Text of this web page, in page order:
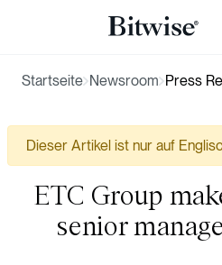
Startseite Newsroom Press
Dieser Artikel ist nur auf
ETC Group
senior